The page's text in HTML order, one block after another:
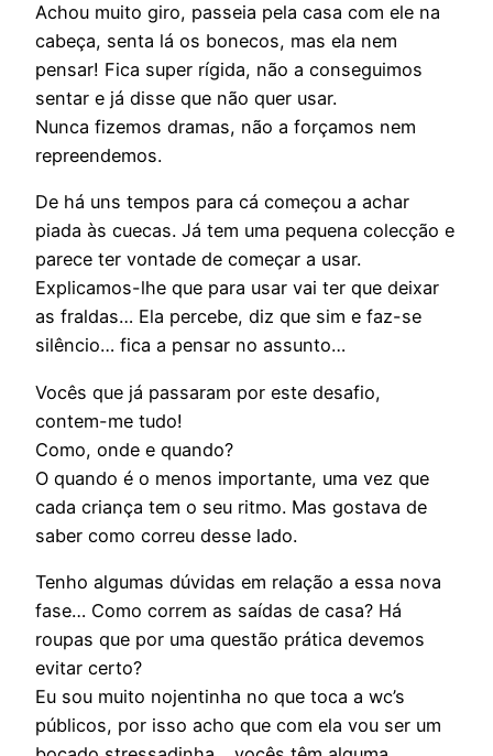
Achou muito giro, passeia pela casa com ele na
cabeça, senta lá os bonecos, mas ela nem
pensar! Fica super rígida, não a conseguimos
sentar e já disse que não quer usar.
Nunca fizemos dramas, não a forçamos nem
repreendemos.
De há uns tempos para cá começou a achar
piada às cuecas. Já tem uma pequena colecção e
parece ter vontade de começar a usar.
Explicamos-lhe que para usar vai ter que deixar
as fraldas… Ela percebe, diz que sim e faz-se
silêncio… fica a pensar no assunto…
Vocês que já passaram por este desafio,
contem-me tudo!
Como, onde e quando?
O quando é o menos importante, uma vez que
cada criança tem o seu ritmo. Mas gostava de
saber como correu desse lado.
Tenho algumas dúvidas em relação a essa nova
fase… Como correm as saídas de casa? Há
roupas que por uma questão prática devemos
evitar certo?
Eu sou muito nojentinha no que toca a wc’s
públicos, por isso acho que com ela vou ser um